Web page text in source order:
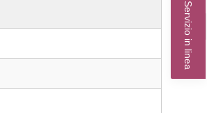
Servizio in linea